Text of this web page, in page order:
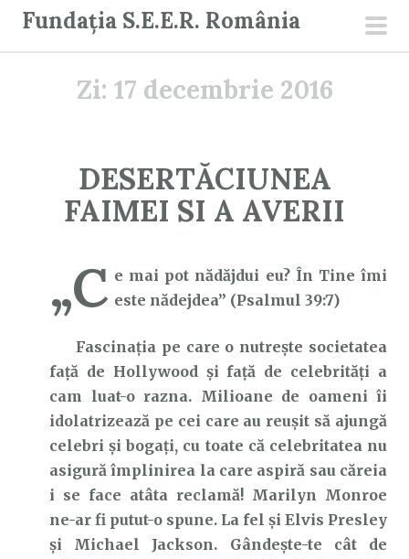
Fundația S.E.E.R. România
Zi: 17 decembrie 2016
DESERTĂCIUNEA
FAIMEI SI A AVERII
„C e mai pot nădăjdui eu? În Tine îmi
este nădejdea” (Psalmul 39:7)
Fascinația pe care o nutrește societatea
față de Hollywood și față de celebrități a
cam luat-o razna. Milioane de oameni îi
idolatrizează pe cei care au reușit să ajungă
celebri și bogați, cu toate că celebritatea nu
asigură împlinirea la care aspiră sau căreia
i se face atâta reclamă! Marilyn Monroe
ne-ar fi putut-o spune. La fel și Elvis Presley
și Michael Jackson. Gândește-te cât de